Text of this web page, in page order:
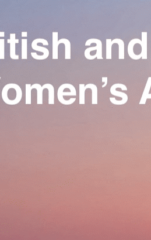
Exporter uniquement les
Ajoutez un logo, un bouton, des
Our Association
Activities
Join us